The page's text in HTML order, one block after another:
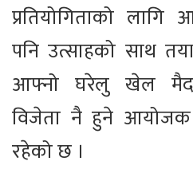
प्रतियोगिताको
पनि उत्साहको साथ
आफ्नो घरेलु खेल
विजेता नै हुने
रहेको छ ।